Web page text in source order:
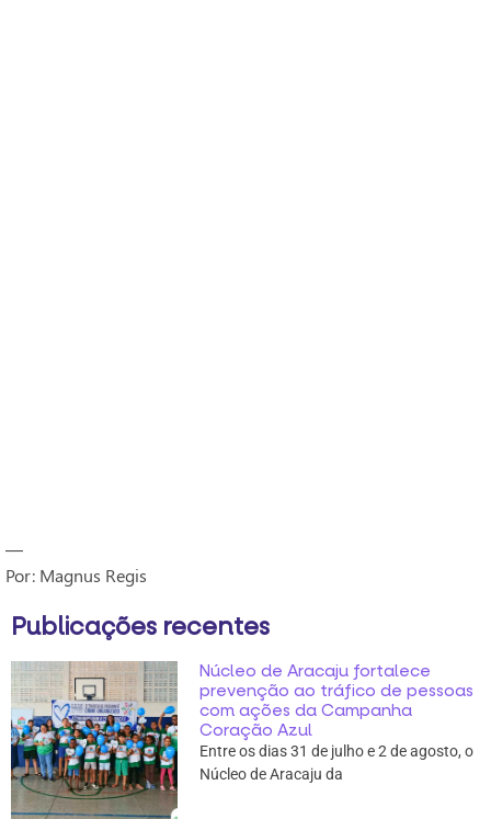
—
Por: Magnus Regis
Publicações recentes
Núcleo de Aracaju fortalece
prevenção ao tráfico de pessoas
com ações da Campanha
Coração Azul
Entre os dias 31 de julho e 2 de agosto, o
Núcleo de Aracaju da